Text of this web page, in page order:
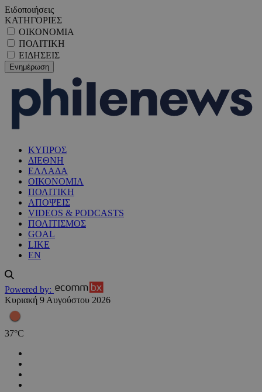
Ειδοποιήσεις
ΚΑΤΗΓΟΡΙΕΣ
ΟΙΚΟΝΟΜΙΑ
ΠΟΛΙΤΙΚΗ
ΕΙΔΗΣΕΙΣ
ΚΥΠΡΟΣ
ΔΙΕΘΝΗ
ΕΛΛΑΔΑ
ΟΙΚΟΝΟΜΙΑ
ΠΟΛΙΤΙΚΗ
ΑΠΟΨΕΙΣ
VIDEOS & PODCASTS
ΠΟΛΙΤΙΣΜΟΣ
GOAL
LIKE
EN
Powered by:
Κυριακή 9 Αυγούστου 2026
37°C